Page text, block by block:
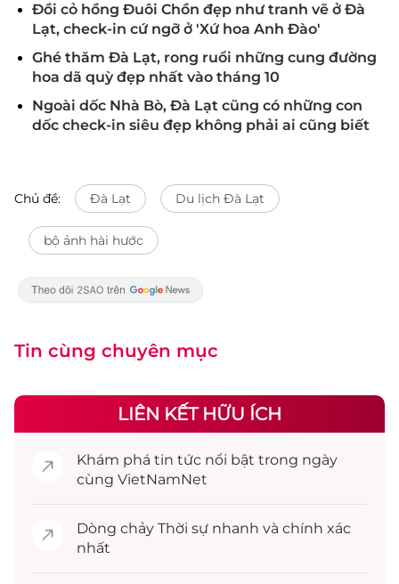
Đồi cỏ hồng Đuôi Chồn đẹp như tranh vẽ ở Đà
Lạt, check-in cứ ngỡ ở 'Xứ hoa Anh Đào'
Ghé thăm Đà Lạt, rong ruổi những cung đường
hoa dã quỳ đẹp nhất vào tháng 10
Ngoài dốc Nhà Bò, Đà Lạt cũng có những con
dốc check-in siêu đẹp không phải ai cũng biết
Chủ đề: Đà Lạt Du lịch Đà Lạt
bộ ảnh hài hước
Tin cùng chuyên mục
LIÊN KẾT HỮU ÍCH
Khám phá tin tức nổi bật trong ngày
cùng VietNamNet
Dòng chảy Thời sự nhanh và chính xác
nhất